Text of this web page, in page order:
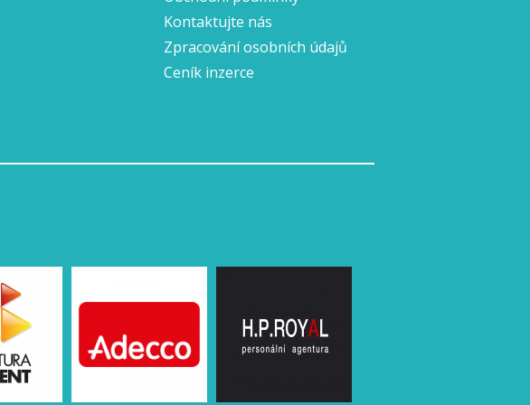
Kontaktujte nás
Zpracování osobních údajů
Ceník inzerce